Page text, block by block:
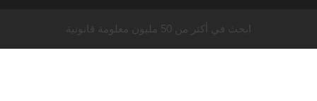
ابحث في أكثر من 50 مليون معلومة قانونية